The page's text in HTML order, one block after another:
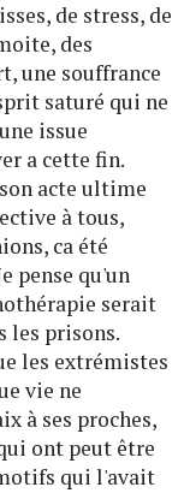
de stress, de
des
une souffrance
saturé qui ne
issue
a cette fin.
acte ultime
à tous,
ca été
pense qu'un
serait
les prisons.
les extrémistes
vie ne
à ses proches,
ont peut être
qui l'avait